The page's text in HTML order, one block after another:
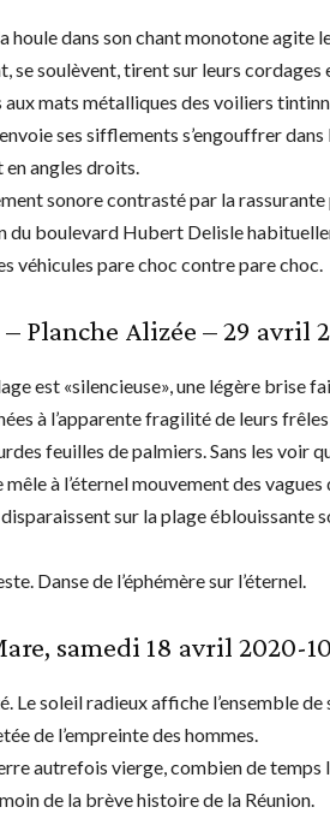
houle dans son chant monotone agite
se soulèvent, tirent sur leurs cordages
aux mats métalliques des voiliers
ses sifflements s’engouffrer dans
angles droits.
sonore contrasté par la rassurante
du boulevard Hubert Delisle
véhicules pare choc contre pare choc.
Planche Alizée – 29 avril
est «silencieuse», une légère brise
à l’apparente fragilité de leurs
feuilles de palmiers. Sans les voir
à l’éternel mouvement des vagues
sur la plage éblouissante
Danse de l’éphémère sur l’éternel.
samedi 18 avril 2020-
Le soleil radieux affiche l’ensemble
de l’empreinte des hommes.
autrefois vierge, combien de temps
de la brève histoire de la Réunion.